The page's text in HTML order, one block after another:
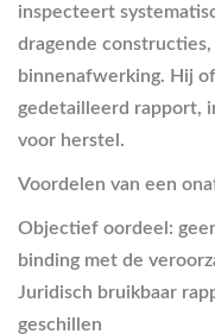
inspecteert
dragende
binnenafwerking. Hij
gedetailleerd rapport,
voor herstel.
Voordelen van een
Objectief oordeel :
binding met de
Juridisch bruikbaar
geschillen